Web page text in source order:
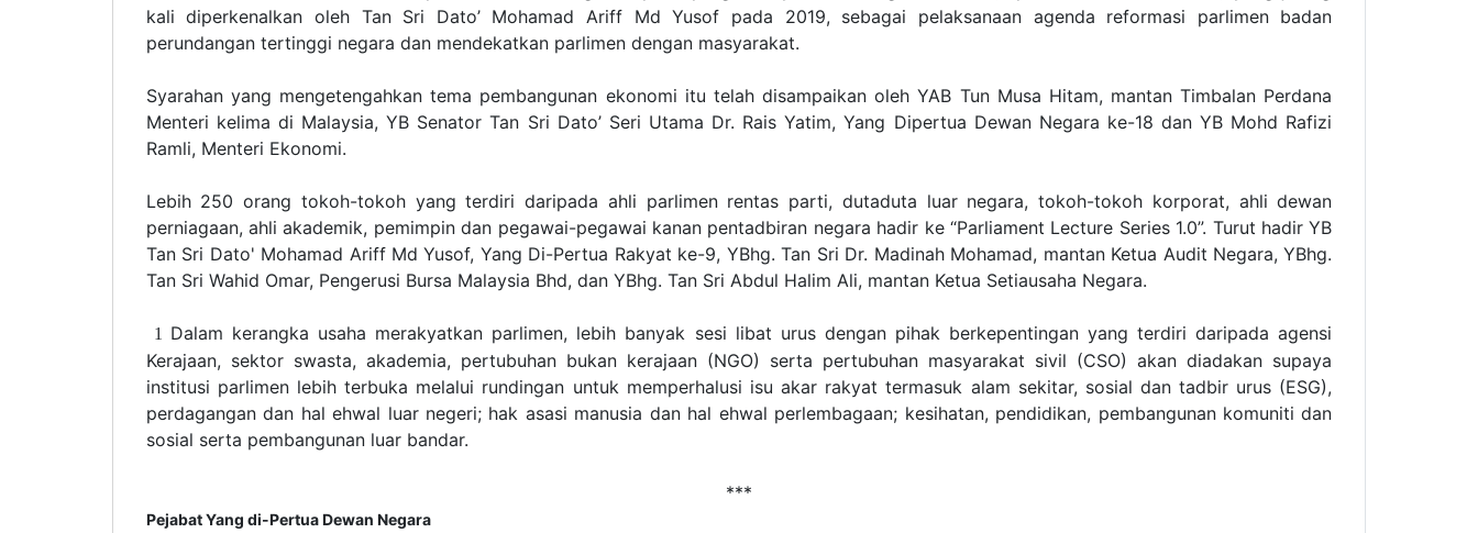
kali diperkenalkan oleh Tan Sri Dato’ Mohamad Ariff Md Yusof pada 2019, sebagai pelaksanaan agenda reformasi parlimen badan
perundangan tertinggi negara dan mendekatkan parlimen dengan masyarakat.
Syarahan yang mengetengahkan tema pembangunan ekonomi itu telah disampaikan oleh YAB Tun Musa Hitam, mantan Timbalan Perdana
Menteri kelima di Malaysia, YB Senator Tan Sri Dato’ Seri Utama Dr. Rais Yatim, Yang Dipertua Dewan Negara ke-18 dan YB Mohd Rafizi
Ramli, Menteri Ekonomi.
Lebih 250 orang tokoh-tokoh yang terdiri daripada ahli parlimen rentas parti, dutaduta luar negara, tokoh-tokoh korporat, ahli dewan
perniagaan, ahli akademik, pemimpin dan pegawai-pegawai kanan pentadbiran negara hadir ke “Parliament Lecture Series 1.0”. Turut hadir YB
Tan Sri Dato' Mohamad Ariff Md Yusof, Yang Di-Pertua Rakyat ke-9, YBhg. Tan Sri Dr. Madinah Mohamad, mantan Ketua Audit Negara, YBhg.
Tan Sri Wahid Omar, Pengerusi Bursa Malaysia Bhd, dan YBhg. Tan Sri Abdul Halim Ali, mantan Ketua Setiausaha Negara.
1 Dalam kerangka usaha merakyatkan parlimen, lebih banyak sesi libat urus dengan pihak berkepentingan yang terdiri daripada agensi
Kerajaan, sektor swasta, akademia, pertubuhan bukan kerajaan (NGO) serta pertubuhan masyarakat sivil (CSO) akan diadakan supaya
institusi parlimen lebih terbuka melalui rundingan untuk memperhalusi isu akar rakyat termasuk alam sekitar, sosial dan tadbir urus (ESG),
perdagangan dan hal ehwal luar negeri; hak asasi manusia dan hal ehwal perlembagaan; kesihatan, pendidikan, pembangunan komuniti dan
sosial serta pembangunan luar bandar.
***
Pejabat Yang di-Pertua Dewan Negara